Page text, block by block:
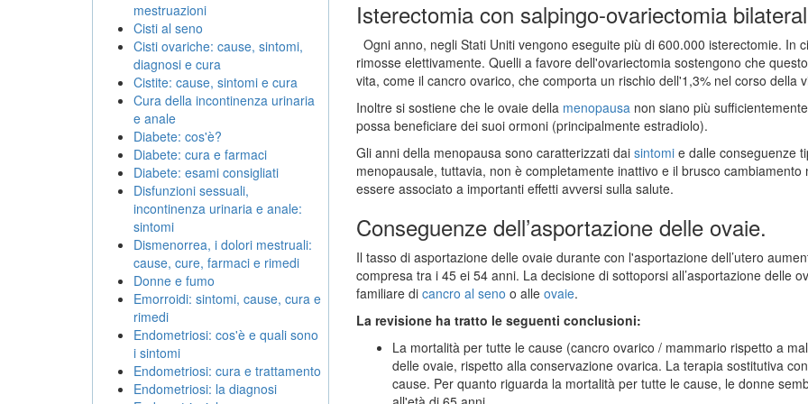
Isterectomia con salpingo-ovariectomia
Ogni anno, negli Stati Uniti vengono eseguite più di 600.000 isterectomie. In
rimosse elettivamente. Quelli a favore dell'ovariectomia sostengono che
vita, come il cancro ovarico, che comporta un rischio dell'1,3% nel corso della
Inoltre si sostiene che le ovaie della menopausanon siano più
possa beneficiare dei suoi ormoni (principalmente estradiolo).
Gli anni della menopausa sono caratterizzati dai sintomie dalle conseguenze
menopausale, tuttavia, non è completamente inattivo e il brusco
essere associato a importanti effetti avversi sulla salute.
Conseguenze dell’asportazione delle ovaie.
Il tasso di asportazione delle ovaie durante con l'asportazione dell’utero
compresa tra i 45 ei 54 anni. La decisione di sottoporsi all’asportazione delle
familiare di cancro al seno o alle ovaie.
La revisione ha tratto le seguenti conclusioni:
La mortalità per tutte le cause (cancro ovarico / mammario rispetto a
delle ovaie, rispetto alla conservazione ovarica. La terapia sostitutiva
cause. Per quanto riguarda la mortalità per tutte le cause, le donne
mestruazioni
Cisti al seno
Cisti ovariche: cause, sintomi,
diagnosi e cura
Cistite: cause, sintomi e cura
Cura della incontinenza urinaria
e anale
Diabete: cos'è?
Diabete: cura e farmaci
Diabete: esami consigliati
Disfunzioni sessuali,
incontinenza urinaria e anale:
sintomi
Dismenorrea, i dolori mestruali:
cause, cure, farmaci e rimedi
Donne e fumo
Emorroidi: sintomi, cause, cura e
rimedi
Endometriosi: cos'è e quali sono
i sintomi
Endometriosi: cura e trattamento
Endometriosi: la diagnosi